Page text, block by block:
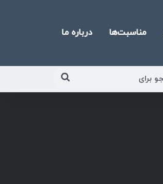
مناسبت‌ها درباره ما